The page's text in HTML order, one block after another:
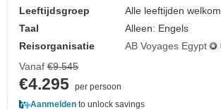
Leeftijdsgroep
Alle leeftijden welkom
Taal
Alleen: Engels
Reisorganisatie
AB Voyages Egypt
Vanaf €9.545
€4.295 per persoon
Aanmelden to unlock savings